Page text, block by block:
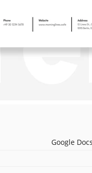
Google